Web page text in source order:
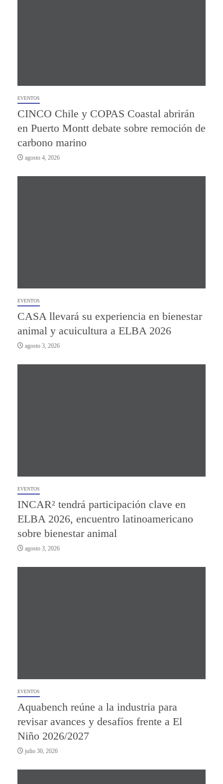
EVENTOS
CINCO Chile y COPAS Coastal abrirán
en Puerto Montt debate sobre remoción de
carbono marino
agosto 4, 2026
EVENTOS
CASA llevará su experiencia en bienestar
animal y acuicultura a ELBA 2026
agosto 3, 2026
EVENTOS
INCAR² tendrá participación clave en
ELBA 2026, encuentro latinoamericano
sobre bienestar animal
agosto 3, 2026
EVENTOS
Aquabench reúne a la industria para
revisar avances y desafíos frente a El
Niño 2026/2027
julio 30, 2026